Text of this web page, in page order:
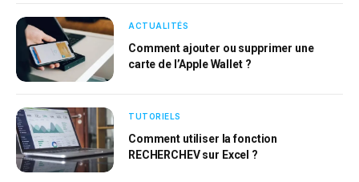
ACTUALITÉS
Comment ajouter ou supprimer une
carte de l’Apple Wallet ?
TUTORIELS
Comment utiliser la fonction
RECHERCHEV sur Excel ?